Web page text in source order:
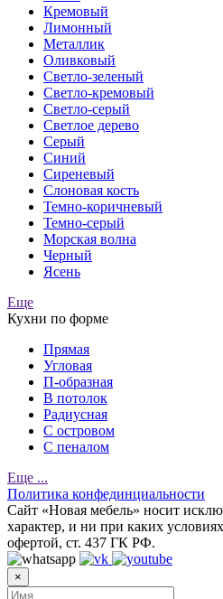
Кремовый
Лимонный
Металлик
Оливковый
Светло-зеленый
Светло-кремовый
Светло-серый
Светлое дерево
Серый
Синий
Сиреневый
Слоновая кость
Темно-коричневый
Темно-серый
Морская волна
Черный
Ясень
Еще
Кухни по форме
Прямая
Угловая
П-образная
В потолок
Радиусная
С островом
С пеналом
Еще ...
Политика конфединциальности
Cайт «Новая мебель» носит
характер, и ни при каких
офертой, ст. 437 ГК РФ.
×